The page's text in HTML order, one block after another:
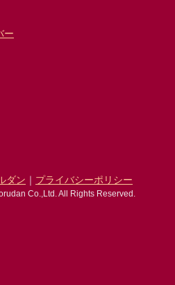
ー
ダン ｜ プライバシーポリシー
Co.,Ltd. All Rights Reserved.